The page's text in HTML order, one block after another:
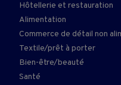
Hôtellerie et restauration
Alimentation
Commerce de détail non
Textile/prêt à porter
Bien-être/beauté
Santé